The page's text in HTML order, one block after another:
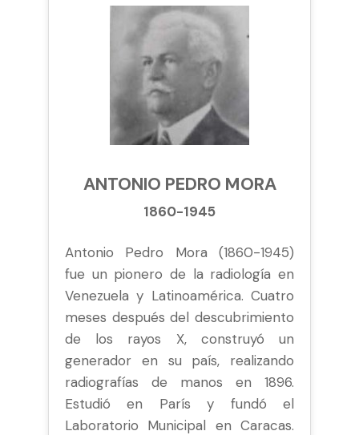
ANTONIO PEDRO MORA
1860-1945
Antonio Pedro Mora (1860-1945)
fue un pionero de la radiología en
Venezuela y Latinoamérica. Cuatro
meses después del descubrimiento
de los rayos X, construyó un
generador en su país, realizando
radiografías de manos en 1896.
Estudió en París y fundó el
Laboratorio Municipal en Caracas.